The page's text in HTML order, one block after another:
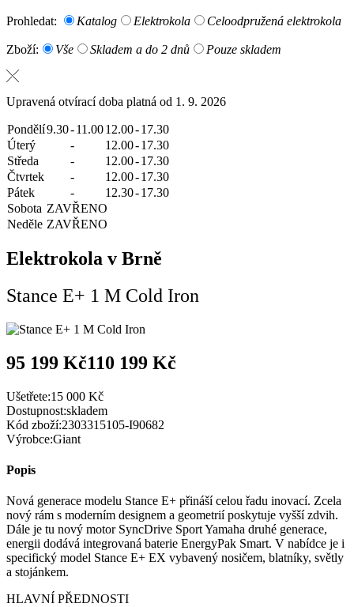
Prohledat: Katalog Elektrokola Celoodpružená elektrokola
Zboží: Vše Skladem a do 2 dnů Pouze skladem
Upravená otvírací doba platná od 1. 9. 2026
Pondělí9.30-11.0012.00-17.30
Úterý
- 12.00-17.30
Středa
- 12.00-17.30
Čtvrtek
- 12.00-17.30
Pátek
- 12.30-17.30
Sobota ZAVŘENO
Neděle ZAVŘENO
Elektrokola v Brně
Stance E+ 1 M Cold Iron
95 199 Kč110 199 Kč
Ušetřete:15 000 Kč
Dostupnost:skladem
Kód zboží:2303315105-I90682
Výrobce:Giant
Popis
Nová generace modelu Stance E+ přináší celou řadu inovací. Zcela
nový rám s moderním designem a geometrií poskytuje vyšší zdvih.
Dále je tu nový motor SyncDrive Sport Yamaha druhé generace,
energii dodává integrovaná baterie EnergyPak Smart. V nabídce je i
specifický model Stance E+ EX vybavený nosičem, blatníky, světly
a stojánkem.
HLAVNÍ PŘEDNOSTI